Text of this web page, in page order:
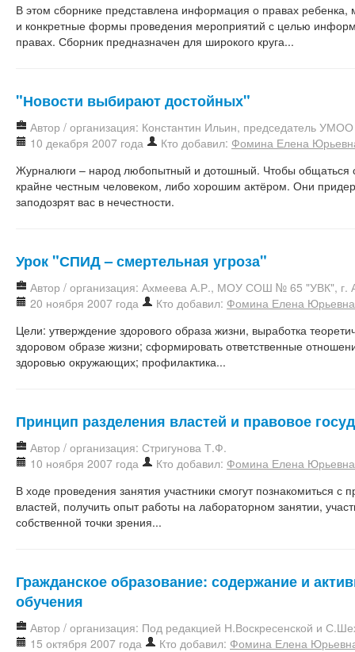
В этом сборнике представлена информация о правах ребенка,
и конкретные формы проведения мероприятий с целью
правах. Сборник предназначен для широкого круга...
"Новости выбирают достойных"
Автор / организация: Константин Ильин, председатель
10 декабря 2007 года
Кто добавил: Фомина Елена
Журналюги – народ любопытный и дотошный. Чтобы общаться
крайне честным человеком, либо хорошим актёром. Они
заподозрят вас в нечестности.
Урок "СПИД – смертельная угроза"
Автор / организация: Ахмеева А.Р., МОУ СОШ № 65 "УВК", г.
20 ноября 2007 года
Кто добавил: Фомина Елена Юрьевна
Цели: утверждение здорового образа жизни, выработка
здоровом образе жизни; сформировать ответственные
здоровью окружающих; профилактика...
Принцип разделения властей и правовое
Автор / организация: Стригунова Т.Ф.
10 ноября 2007 года
Кто добавил: Фомина Елена Юрьевна
В ходе проведения занятия участники смогут познакомиться с
властей, получить опыт работы на лабораторном занятии,
собственной точки зрения...
Гражданское образование: содержание и
обучения
Автор / организация: Под редакцией Н.Воскресенской и
15 октября 2007 года
Кто добавил: Фомина Елена